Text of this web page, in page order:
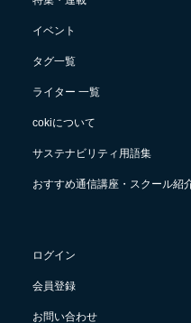
イベント
タグ一覧
ライター 一覧
cokiについて
サステナビリティ用語集
おすすめ通信講座・スクール紹
ログイン
会員登録
お問い合わせ